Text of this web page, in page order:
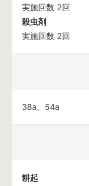
実施回数 2回
殺虫剤
実施回数 2回
38a、54a
耕起